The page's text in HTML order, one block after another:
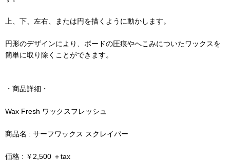
上、下、左右、または円を描くように動かします。
円形のデザインにより、ボードの圧痕やへこみについたワックスを
簡単に取り除くことができます。
・商品詳細・
Wax Fresh ワックスフレッシュ
商品名 : サーフワックス スクレイパー
価格 : ￥2,500 ＋tax